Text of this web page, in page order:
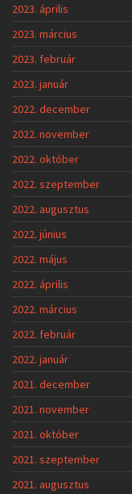
2023. április
2023. március
2023. február
2023. január
2022. december
2022. november
2022. október
2022. szeptember
2022. augusztus
2022. június
2022. május
2022. április
2022. március
2022. február
2022. január
2021. december
2021. november
2021. október
2021. szeptember
2021. augusztus